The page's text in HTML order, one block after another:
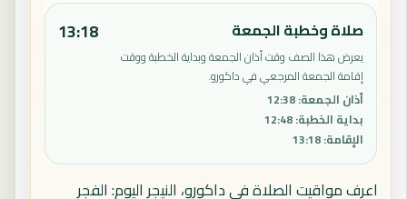
صلاة وخطبة الجمعة
يعرض هذا الصف وقت أذان الجمعة وبداية الخطبة ووقت
إقامة الجمعة المرجعي في داكورو.
أذان الجمعة:
12:38
بداية الخطبة:
12:48
الإقامة:
13:18
13:18
اعرف مواقيت الصلاة في داكورو، النيجر اليوم: الفجر